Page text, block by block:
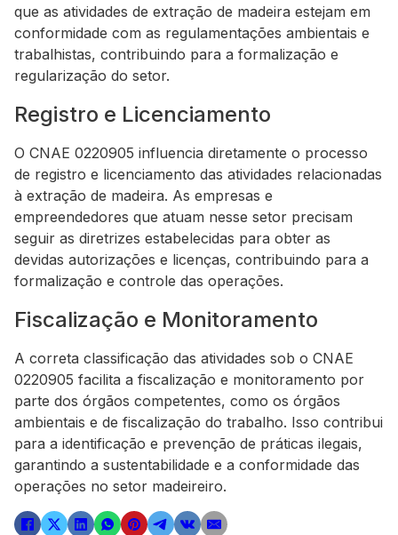
que as atividades de extração de madeira estejam em
conformidade com as regulamentações ambientais e
trabalhistas, contribuindo para a formalização e
regularização do setor.
Registro e Licenciamento
O CNAE 0220905 influencia diretamente o processo
de registro e licenciamento das atividades relacionadas
à extração de madeira. As empresas e
empreendedores que atuam nesse setor precisam
seguir as diretrizes estabelecidas para obter as
devidas autorizações e licenças, contribuindo para a
formalização e controle das operações.
Fiscalização e Monitoramento
A correta classificação das atividades sob o CNAE
0220905 facilita a fiscalização e monitoramento por
parte dos órgãos competentes, como os órgãos
ambientais e de fiscalização do trabalho. Isso contribui
para a identificação e prevenção de práticas ilegais,
garantindo a sustentabilidade e a conformidade das
operações no setor madeireiro.